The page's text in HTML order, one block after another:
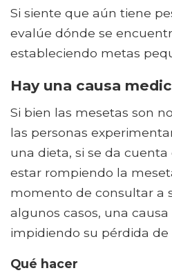
Si siente que aún tiene
evalúe dónde se
estableciendo metas
Hay una causa
Si bien las mesetas son
las personas
una dieta, si se da
estar rompiendo la
momento de consultar a
algunos casos, una
impidiendo su pérdida de
Qué hacer